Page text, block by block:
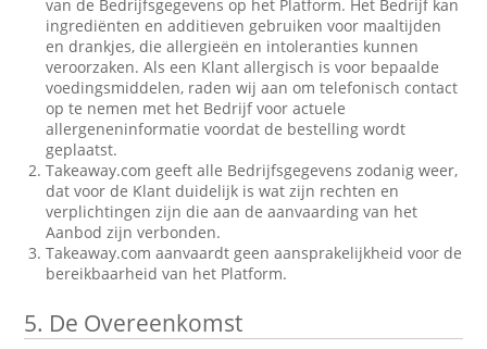
van de Bedrijfsgegevens op het Platform. Het Bedrijf kan
ingrediënten en additieven gebruiken voor maaltijden
en drankjes, die allergieën en intoleranties kunnen
veroorzaken. Als een Klant allergisch is voor bepaalde
voedingsmiddelen, raden wij aan om telefonisch contact
op te nemen met het Bedrijf voor actuele
allergeneninformatie voordat de bestelling wordt
geplaatst.
Takeaway.com geeft alle Bedrijfsgegevens zodanig weer,
dat voor de Klant duidelijk is wat zijn rechten en
verplichtingen zijn die aan de aanvaarding van het
Aanbod zijn verbonden.
Takeaway.com aanvaardt geen aansprakelijkheid voor de
bereikbaarheid van het Platform.
5. De Overeenkomst